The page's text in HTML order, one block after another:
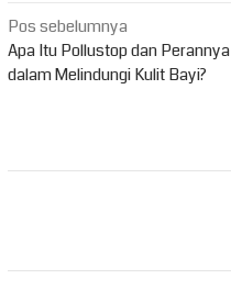
Navigasi
pos
Pos sebelumnya
Apa Itu Pollustop dan Perannya
dalam Melindungi Kulit Bayi?